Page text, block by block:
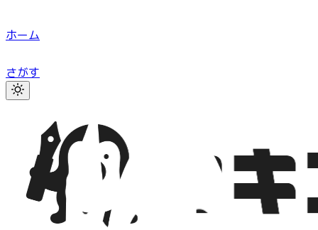
ホーム
さがす